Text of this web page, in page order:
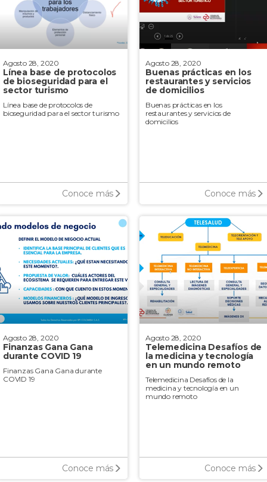
Agosto 28, 2020
Línea base de protocolos
de bioseguridad para el
sector turismo
Línea base de protocolos de
bioseguridad para el sector turismo
Conoce más
Agosto 28, 2020
Buenas prácticas en los
restaurantes y servicios
de domicilios
Buenas prácticas en los
restaurantes y servicios de
domicilios
Conoce más
Agosto 28, 2020
Finanzas Gana Gana
durante COVID 19
Finanzas Gana Gana durante
COVID 19
Conoce más
Agosto 28, 2020
Telemedicina Desafíos de
la medicina y tecnología
en un mundo remoto
Telemedicina Desafíos de la
medicina y tecnología en un
mundo remoto
Conoce más